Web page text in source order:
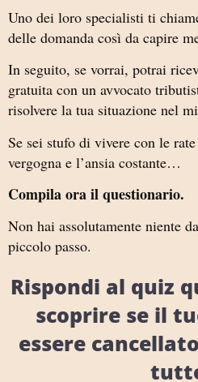
Uno dei loro specialisti ti
delle domanda così da capire
In seguito, se vorrai, potrai
gratuita con un avvocato
risolvere la tua situazione nel
Se sei stufo di vivere con le
vergogna e l’ansia costante…
Compila ora il questionario.
Non hai assolutamente niente
piccolo passo.
Rispondi al quiz
scoprire se il
essere